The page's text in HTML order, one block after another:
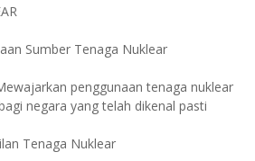
Sumber Tenaga Nuklear
penggunaan tenaga nuklear
negara yang telah dikenal pasti
Tenaga Nuklear